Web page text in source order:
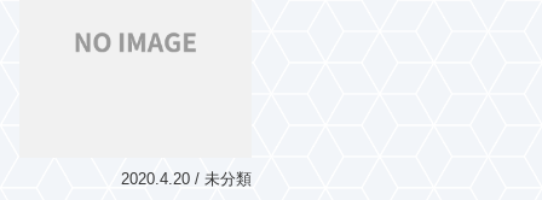
2020.4.20 / 未分類